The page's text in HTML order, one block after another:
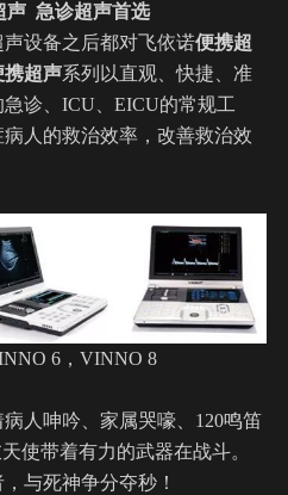
声 急诊超声首选
声设备之后都对飞依诺便携超
携超声系列以直观、快捷、准
诊、ICU、EICU的常规工
人的救治效率，改善救治效
6，VINNO 8
人呻吟、家属哭嚎、120鸣笛
使带着有力的武器在战斗。
与死神争分夺秒！